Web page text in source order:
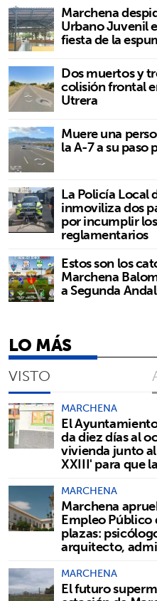
Marchena
Urbano Juvenil
fiesta de la
Dos muertos y
colisión frontal
Utrera
Muere una
la A-7 a su paso
La Policía Local
inmoviliza dos
por incumplir
reglamentarios
Estos son los
Marchena
a Segunda
LO MÁS
VISTO
MARCHENA
El
da diez días al
vivienda junto
XXIII' para que
MARCHENA
Marchena
Empleo
plazas:
arquitecto,
MARCHENA
El futuro